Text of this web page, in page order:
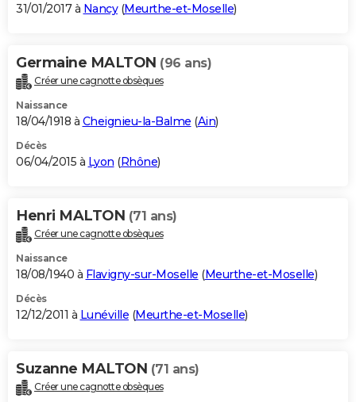
31/01/2017 à Nancy(Meurthe-et-Moselle)
Germaine MALTON (96 ans)
Créer une cagnotte obsèques
Naissance
18/04/1918 à Cheignieu-la-Balme (Ain)
Décès
06/04/2015 à Lyon (Rhône)
Henri MALTON (71 ans)
Créer une cagnotte obsèques
Naissance
18/08/1940 à Flavigny-sur-Moselle (Meurthe-et-Moselle)
Décès
12/12/2011 à Lunéville (Meurthe-et-Moselle)
Suzanne MALTON (71 ans)
Créer une cagnotte obsèques